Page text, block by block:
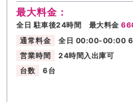
最大料金：
全日 駐車後24時間 最大料金
通常料金
全日 00:00-00:00
営業時間
24時間入出庫可
台数
6台